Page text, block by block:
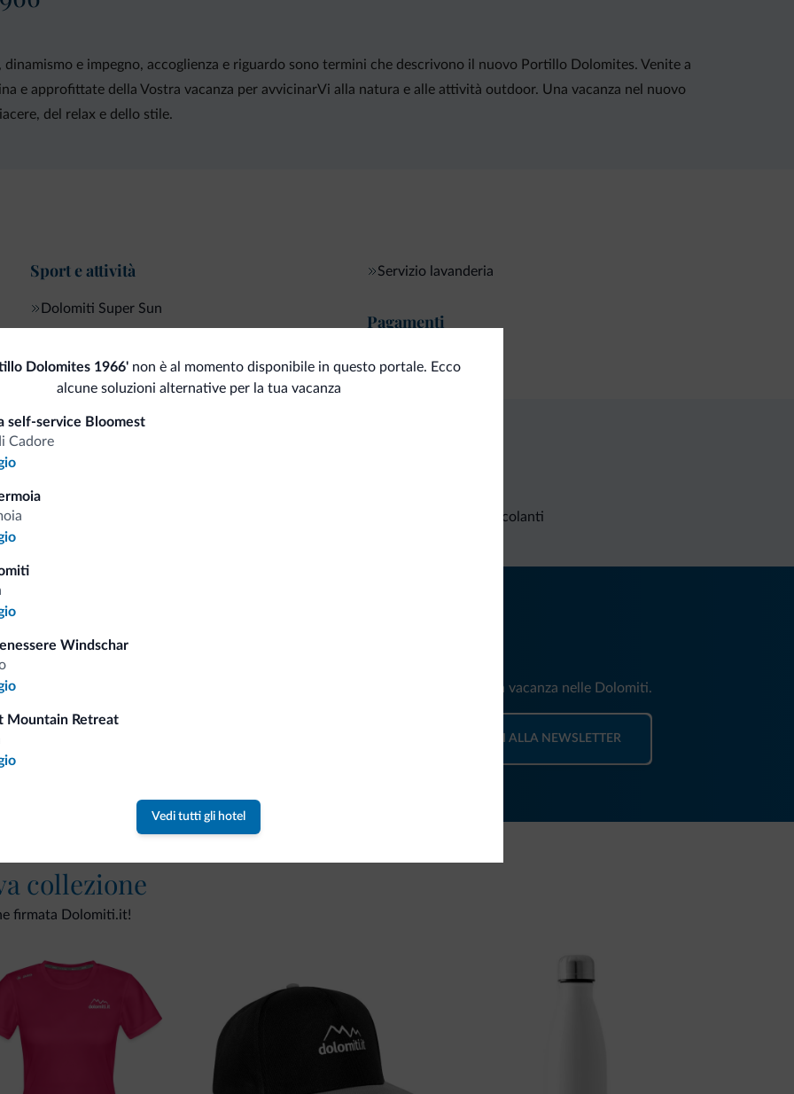
dinamismo e impegno, accoglienza e riguardo sono termini che descrivono il nuovo Portillo Dolomites. Venite a
e approfittate della Vostra vacanza per avvicinarVi alla natura e alle attività outdoor. Una vacanza nel nuovo
del relax e dello stile.
Sport e attività
Dolomiti Super Sun
Servizi di pulizia
Servizio lavanderia
Pagamenti
Carta di credito
Dolomites 1966'non è al momento disponibile in questo portale. Ecco
alcune soluzioni alternative per la tua vacanza
self-service Bloomest
Cadore
Windschar
Mountain Retreat
Vedi tutti gli hotel
Richieste non vincolanti
Riceverai informazioni, offerte esclusive e news per la tua vacanza nelle Dolomiti.
ISCRIVITI ALLA NEWSLETTER
collezione
firmata Dolomiti.it!